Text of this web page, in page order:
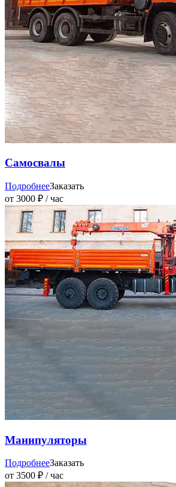
Самосвалы
ПодробнееЗаказать
от 3000 ₽ / час
Манипуляторы
ПодробнееЗаказать
от 3500 ₽ / час